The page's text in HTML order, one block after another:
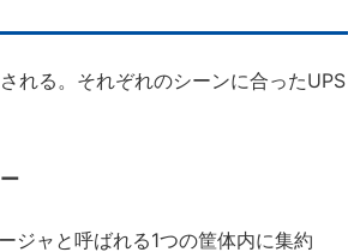
れる。それぞれのシーンに合ったUPS
ジャと呼ばれる1つの筐体内に集約